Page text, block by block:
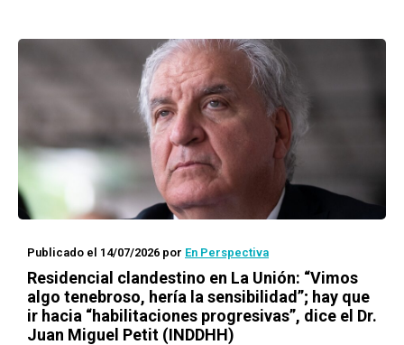
Publicado el 14/07/2026 por En Perspectiva
Residencial clandestino en La Unión: “Vimos
algo tenebroso, hería la sensibilidad”; hay que
ir hacia “habilitaciones progresivas”, dice el Dr.
Juan Miguel Petit (INDDHH)